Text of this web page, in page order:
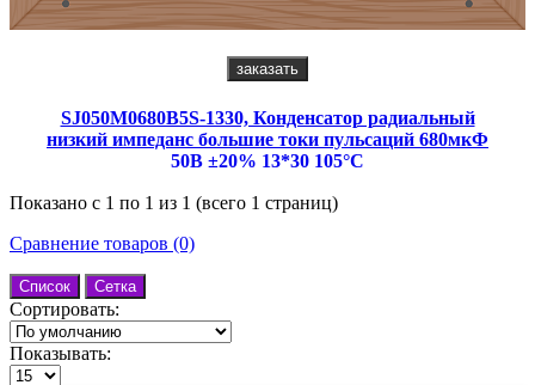
заказать
SJ050M0680B5S-1330, Конденсатор радиальный
низкий импеданс большие токи пульсаций 680мкФ
50В ±20% 13*30 105°С
Показано с 1 по 1 из 1 (всего 1 страниц)
Сравнение товаров (0)
Список Сетка
Сортировать:
Показывать: